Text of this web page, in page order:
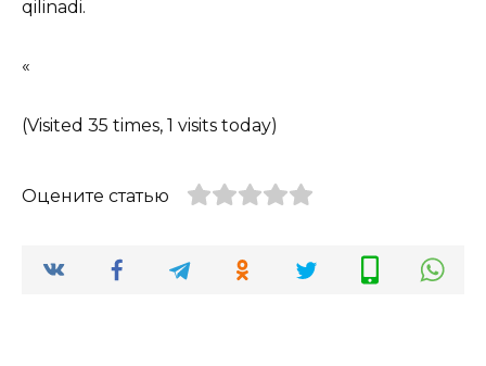
qilinadi.
«
(Visited 35 times, 1 visits today)
Оцените статью